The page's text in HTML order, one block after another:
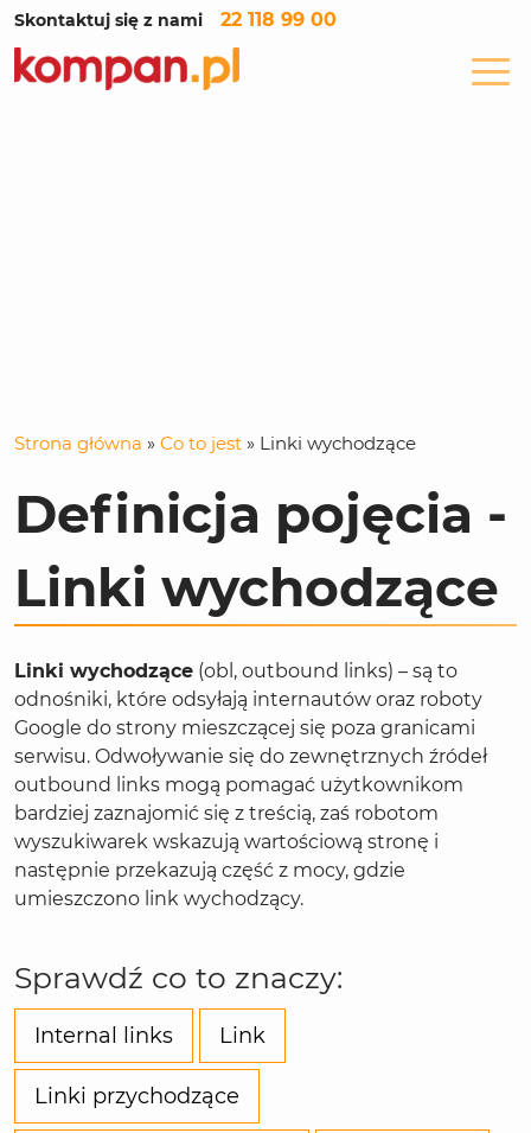
Skontaktuj się z nami 22 118 99 00
Strona główna » Co to jest » Linki wychodzące
Definicja pojęcia -
Linki wychodzące
Linki wychodzące (obl, outbound links) – są to
odnośniki, które odsyłają internautów oraz roboty
Google do strony mieszczącej się poza granicami
serwisu. Odwoływanie się do zewnętrznych źródeł
outbound links mogą pomagać użytkownikom
bardziej zaznajomić się z treścią, zaś robotom
wyszukiwarek wskazują wartościową stronę i
następnie przekazują część z mocy, gdzie
umieszczono link wychodzący.
Sprawdź co to znaczy:
Internal links Link
Linki przychodzące